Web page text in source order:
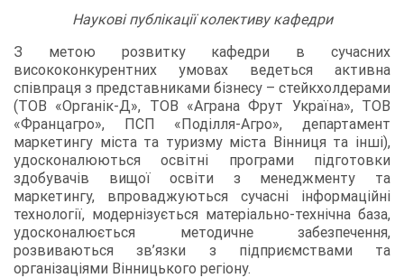
Наукові публікації колективу кафедри
З метою розвитку кафедри в сучасних
висококонкурентних умовах ведеться активна
співпраця з представниками бізнесу – стейкхолдерами
(ТОВ «Органік-Д», ТОВ «Аграна Фрут Україна», ТОВ
«Францагро», ПСП «Поділля-Агро», департамент
маркетингу міста та туризму міста Вінниця та інші),
удосконалюються освітні програми підготовки
здобувачів вищої освіти з менеджменту та
маркетингу, впроваджуються сучасні інформаційні
технології, модернізується матеріально-технічна база,
удосконалюється методичне забезпечення,
розвиваються зв’язки з підприємствами та
організаціями Вінницького регіону.